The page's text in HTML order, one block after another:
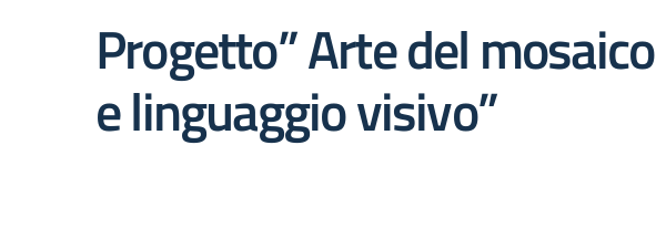
Progetto” Arte del mosaico
e linguaggio visivo”